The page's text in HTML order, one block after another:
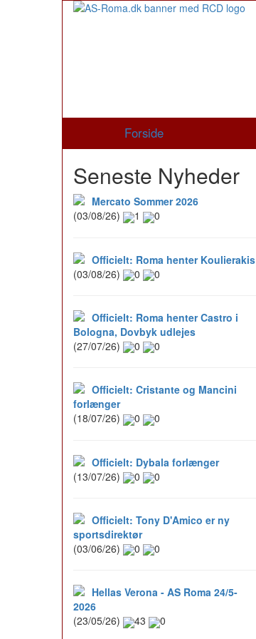
Forside
Seneste Nyheder
Mercato Sommer 2026
(03/08/26)
1 0
Officielt: Roma henter Koulierakis
(03/08/26)
0 0
Officielt: Roma henter Castro i
Bologna, Dovbyk udlejes
(27/07/26)
0 0
Officielt: Cristante og Mancini
forlænger
(18/07/26)
0 0
Officielt: Dybala forlænger
(13/07/26)
0 0
Officielt: Tony D'Amico er ny
sportsdirektør
(03/06/26)
0 0
Hellas Verona - AS Roma 24/5-
2026
(23/05/26)
43 0